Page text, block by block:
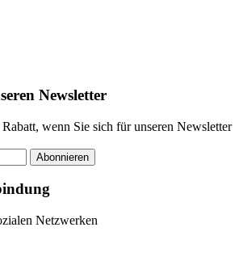
Newsletter
wenn Sie sich für unseren Newsletter
Abonnieren
Netzwerken